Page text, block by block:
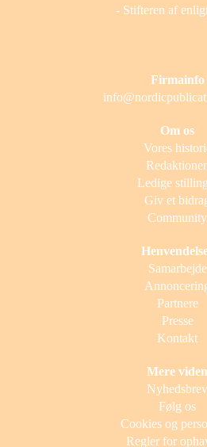
- Stifteren af
Firmainfo
Om os
Vores
Ledige
Giv et
Community
Samarbejde
Partnere
Presse
Kontakt
Mere viden
Nyhedsbrev
Følg os
Cookies og
Regler for